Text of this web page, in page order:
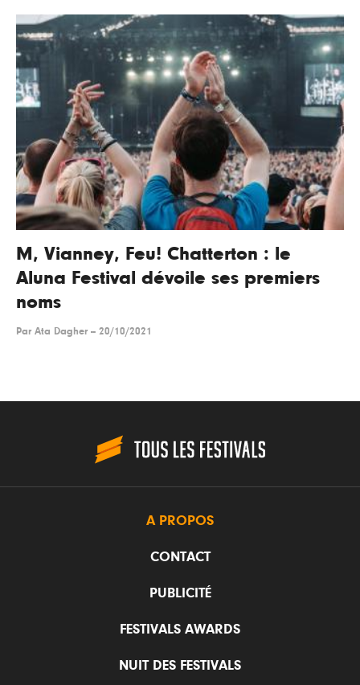
M, Vianney, Feu! Chatterton : le
Aluna Festival dévoile ses premiers
noms
Par Ata Dagher -- 20/10/2021
A PROPOS
CONTACT
PUBLICITÉ
FESTIVALS AWARDS
NUIT DES FESTIVALS